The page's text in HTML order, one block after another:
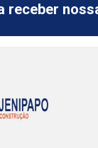
receber